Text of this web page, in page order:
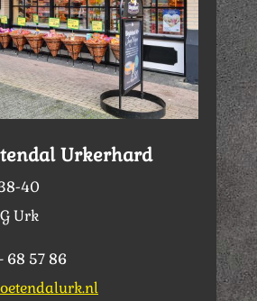
Urkerhard
40
Urk
68 57 86